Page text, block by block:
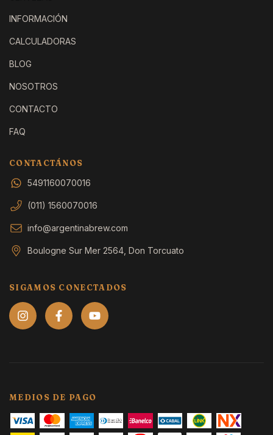
INFORMACIÓN
CALCULADORAS
BLOG
NOSOTROS
CONTACTO
FAQ
CONTACTÁNOS
5491160070016
(011) 1560070016
info@argentinabrew.com
Boulogne Sur Mer 2564, Don Torcuato
SIGAMOS CONECTADOS
MEDIOS DE PAGO